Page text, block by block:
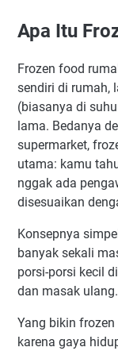
Apa Itu
Frozen food
sendiri di rumah,
(biasanya di
lama. Bedanya
supermarket,
utama: kamu
nggak ada
disesuaikan
Konsepnya
banyak sekali
porsi-porsi kecil
dan masak
Yang bikin
karena gaya